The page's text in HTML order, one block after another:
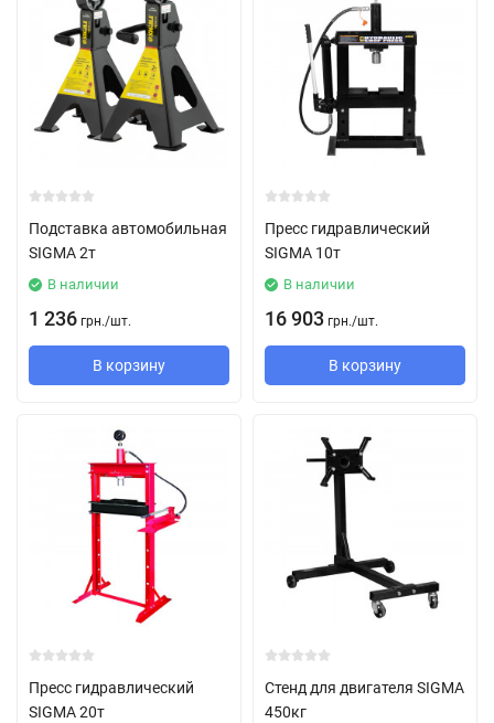
Подставка автомобильная
SIGMA 2т
В наличии
1 236 грн./шт.
В корзину
Пресс гидравлический
SIGMA 10т
В наличии
16 903 грн./шт.
В корзину
Пресс гидравлический
SIGMA 20т
Стенд для двигателя SIGMA
450кг